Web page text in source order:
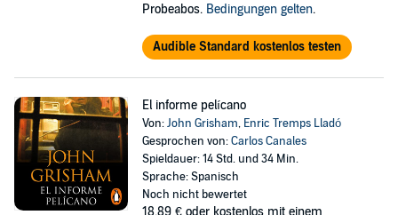
Probeabos. Bedingungen gelten.
Audible Standard kostenlos testen
El informe pelícano
Von:John Grisham, Enric Tremps Lladó
Gesprochen von:Carlos Canales
Spieldauer: 14 Std. und 34 Min.
Sprache: Spanisch
Noch nicht bewertet
18,89 € oder kostenlos mit einem